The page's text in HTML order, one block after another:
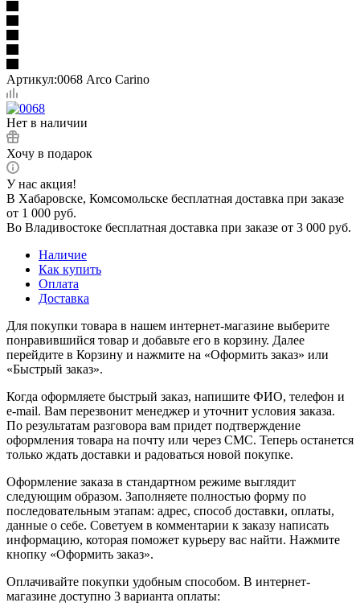
Артикул:0068 Arco Carino
Нет в наличии
Хочу в подарок
У нас акция!
В Хабаровске, Комсомольске бесплатная доставка при заказе
от 1 000 руб.
Во Владивостоке бесплатная доставка при заказе от 3 000 руб.
Наличие
Как купить
Оплата
Доставка
Для покупки товара в нашем интернет-магазине выберите
понравившийся товар и добавьте его в корзину. Далее
перейдите в Корзину и нажмите на «Оформить заказ» или
«Быстрый заказ».
Когда оформляете быстрый заказ, напишите ФИО, телефон и
e-mail. Вам перезвонит менеджер и уточнит условия заказа.
По результатам разговора вам придет подтверждение
оформления товара на почту или через СМС. Теперь останется
только ждать доставки и радоваться новой покупке.
Оформление заказа в стандартном режиме выглядит
следующим образом. Заполняете полностью форму по
последовательным этапам: адрес, способ доставки, оплаты,
данные о себе. Советуем в комментарии к заказу написать
информацию, которая поможет курьеру вас найти. Нажмите
кнопку «Оформить заказ».
Оплачивайте покупки удобным способом. В интернет-
магазине доступно 3 варианта оплаты: